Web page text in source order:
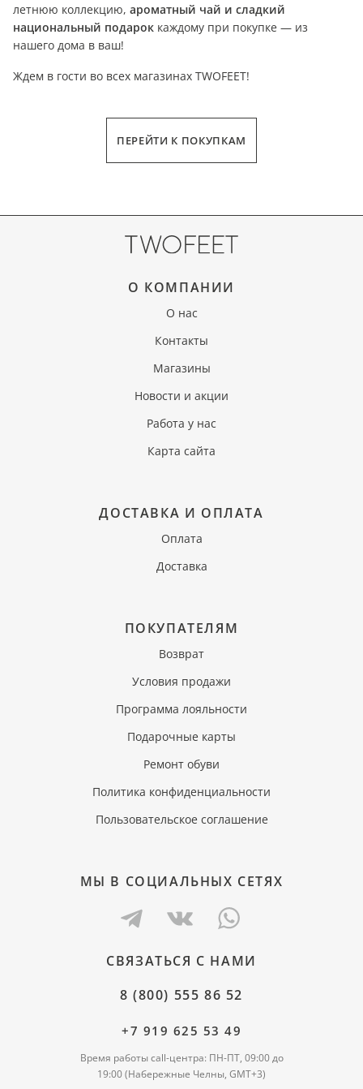
летнюю коллекцию, ароматный чай и сладкий
национальный подарок каждому при покупке — из
нашего дома в ваш!
Ждем в гости во всех магазинах TWOFEET!
ПЕРЕЙТИ К ПОКУПКАМ
О КОМПАНИИ
О нас
Контакты
Магазины
Новости и акции
Работа у нас
Карта сайта
ДОСТАВКА И ОПЛАТА
Оплата
Доставка
ПОКУПАТЕЛЯМ
Возврат
Условия продажи
Программа лояльности
Подарочные карты
Ремонт обуви
Политика конфиденциальности
Пользовательское соглашение
МЫ В СОЦИАЛЬНЫХ СЕТЯХ
СВЯЗАТЬСЯ С НАМИ
8 (800) 555 86 52
+7 919 625 53 49
Время работы call-центра: ПН-ПТ, 09:00 до
19:00 (Набережные Челны, GMT+3)